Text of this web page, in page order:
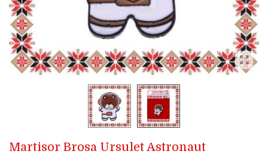
Martisor Brosa Ursulet Astronaut